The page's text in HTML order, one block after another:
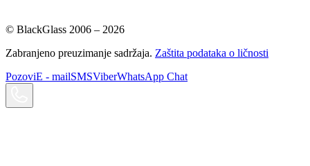
© BlackGlass 2006 – 2026
Zabranjeno preuzimanje sadržaja. Zaštita podataka o ličnosti
PozoviE - mailSMSViberWhatsApp Chat